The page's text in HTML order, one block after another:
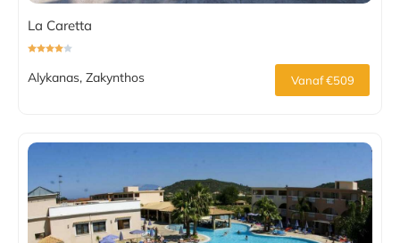
La Caretta
Alykanas, Zakynthos Vanaf €509